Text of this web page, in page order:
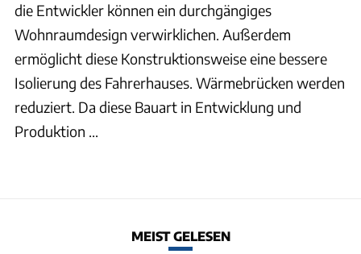
die Entwickler können ein durchgängiges
Wohnraumdesign verwirklichen. Außerdem
ermöglicht diese Konstruktionsweise eine bessere
Isolierung des Fahrerhauses. Wärmebrücken werden
reduziert. Da diese Bauart in Entwicklung und
Produktion ...
MEIST GELESEN